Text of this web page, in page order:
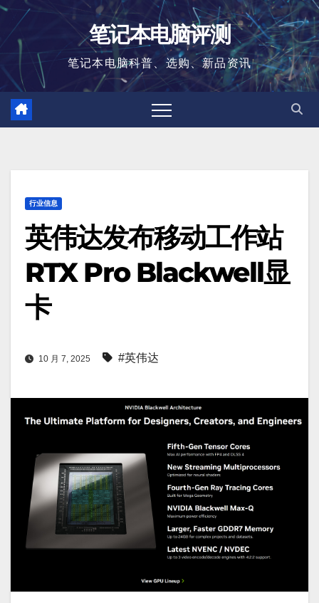
跳
至
笔记本电脑评测
笔记本电脑科普、选购、新品资讯
行业信息
英伟达发布移动工作站
RTX Pro Blackwell显
卡
10 月 7, 2025 #英伟达